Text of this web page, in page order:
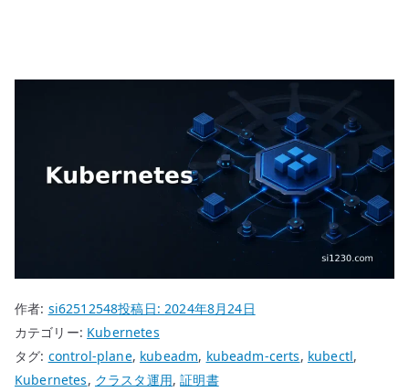
作者: si62512548投稿日:2024年8月24日
カテゴリー: Kubernetes
タグ: control-plane, kubeadm, kubeadm-certs, kubectl,
Kubernetes, クラスタ運用,証明書